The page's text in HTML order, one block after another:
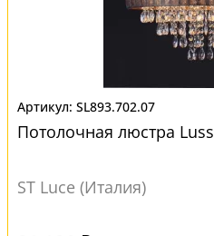
SL893.702.07
Потолочная люстра
ST Luce (Италия)